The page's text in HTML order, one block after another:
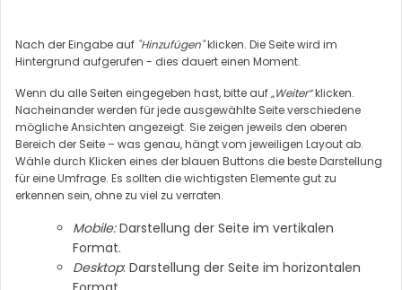
Nach der Eingabe auf "Hinzufügen"klicken. Die Seite wird im
Hintergrund aufgerufen - dies dauert einen Moment.
Wenn du alle Seiten eingegeben hast, bitte auf„Weiter“klicken.
Nacheinander werden für jede ausgewählte Seite verschiedene
mögliche Ansichten angezeigt. Sie zeigen jeweils den oberen
Bereich der Seite – was genau, hängt vom jeweiligen Layout ab.
Wähle durch Klicken eines der blauen Buttons die beste Darstellung
für eine Umfrage. Es sollten die wichtigsten Elemente gut zu
erkennen sein, ohne zu viel zu verraten.
Mobile:Darstellung der Seite im vertikalen
Format.
Desktop: Darstellung der Seite im horizontalen